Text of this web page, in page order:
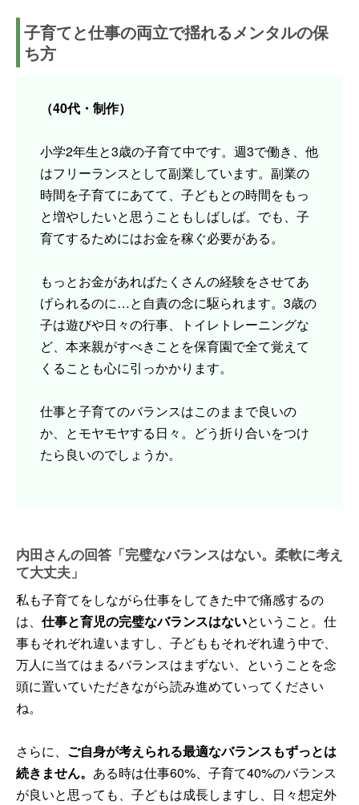
子育てと仕事の両立で揺れるメンタルの保
ち方
（40代・制作）
小学2年生と3歳の子育て中です。週3で働き、他
はフリーランスとして副業しています。副業の
時間を子育てにあてて、子どもとの時間をもっ
と増やしたいと思うこともしばしば。でも、子
育てするためにはお金を稼ぐ必要がある。
もっとお金があればたくさんの経験をさせてあ
げられるのに…と自責の念に駆られます。3歳の
子は遊びや日々の行事、トイレトレーニングな
ど、本来親がすべきことを保育園で全て覚えて
くることも心に引っかかります。
仕事と子育てのバランスはこのままで良いの
か、とモヤモヤする日々。どう折り合いをつけ
たら良いのでしょうか。
内田さんの回答「完璧なバランスはない。柔軟に考え
て大丈夫」
私も子育てをしながら仕事をしてきた中で痛感するの
は、 仕事と育児の完璧なバランスはないということ。仕
事もそれぞれ違いますし、子どももそれぞれ違う中で、
万人に当てはまるバランスはまずない、ということを念
頭に置いていただきながら読み進めていってください
ね。
さらに、 ご自身が考えられる最適なバランスもずっとは
続きません。 ある時は仕事60%、子育て40%のバランス
が良いと思っても、子どもは成長しますし、日々想定外